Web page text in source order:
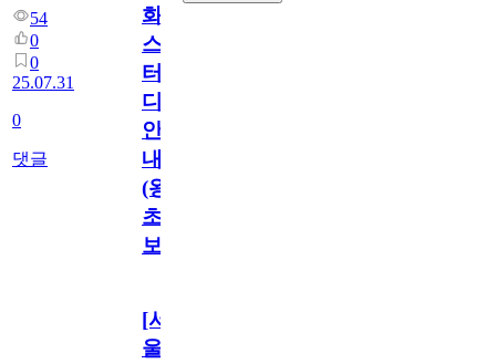
54
0
0
25.07.31
0
댓글
화
스
터
디
안
내
(왕
초
보)
[서
울/